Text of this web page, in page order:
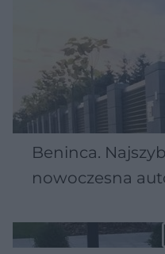
Beninca.
nowoczesna